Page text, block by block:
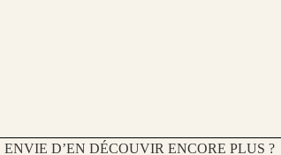
ENVIE D’EN DÉCOUVIR ENCORE PLUS ?